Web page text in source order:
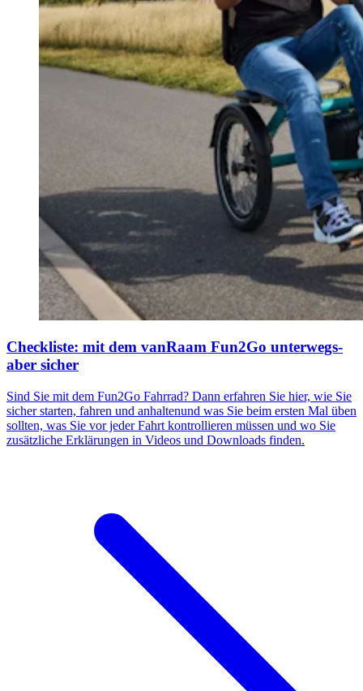
Checkliste: mit dem vanRaam Fun2Go unterwegs-
aber sicher
Sind Sie mit dem Fun2Go Fahrrad? Dann erfahren Sie hier, wie Sie
sicher starten, fahren und anhaltenund was Sie beim ersten Mal üben
sollten, was Sie vor jeder Fahrt kontrollieren müssen und wo Sie
zusätzliche Erklärungen in Videos und Downloads finden.